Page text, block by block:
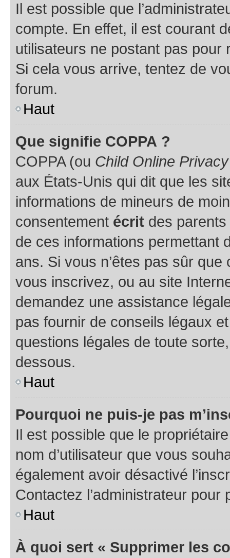
Il est possible que
compte. En effet, il est courant
utilisateurs ne postant pas pour
Si cela vous arrive, tentez de
forum.
Haut
Que signifie COPPA ?
COPPA (ou Child Online
aux États-Unis qui dit que les
informations de mineurs de
consentement écrit des parents
de ces informations permettant
ans. Si vous n’êtes pas sûr
vous inscrivez, ou au site
demandez une assistance
pas fournir de conseils légaux
questions légales de toute
dessous.
Haut
Pourquoi ne puis-je pas
Il est possible que le
nom d’utilisateur que vous
également avoir désactivé
Contactez l’administrateur
Haut
À quoi sert « Supprimer les